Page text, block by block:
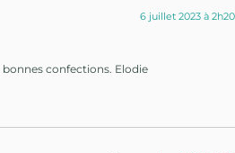
6 juillet 2023 à 2h20
confections. Elodie